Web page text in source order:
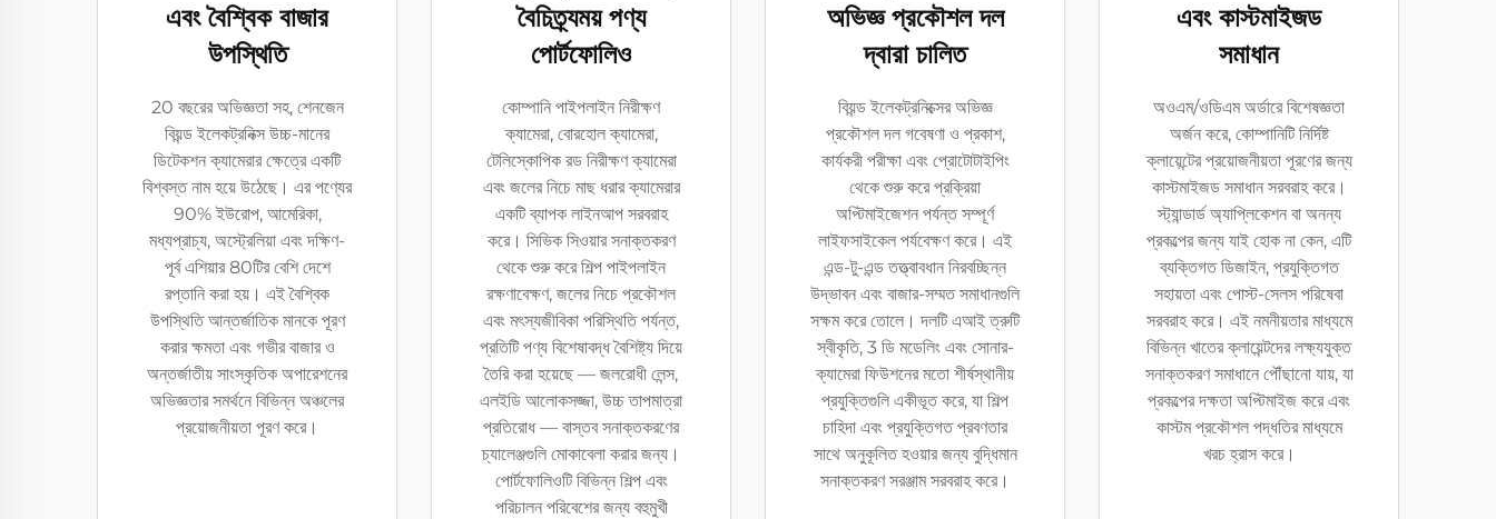
এবং বৈশ্বিক বাজার
উপস্থিতি
20 বছরের অভিজ্ঞতা সহ, শেনজেন
বিয়ন্ড ইলেকট্রনিক্স উচ্চ-মানের
ডিটেকশন ক্যামেরার ক্ষেত্রে একটি
বিশ্বস্ত নাম হয়ে উঠেছে। এর পণ্যের
90% ইউরোপ, আমেরিকা,
মধ্যপ্রাচ্য, অস্ট্রেলিয়া এবং দক্ষিণ-
পূর্ব এশিয়ার 80টির বেশি দেশে
রপ্তানি করা হয়। এই বৈশ্বিক
উপস্থিতি আন্তর্জাতিক মানকে পূরণ
করার ক্ষমতা এবং গভীর বাজার ও
অন্তর্জাতীয় সাংস্কৃতিক অপারেশনের
অভিজ্ঞতার সমর্থনে বিভিন্ন অঞ্চলের
প্রয়োজনীয়তা পূরণ করে।
বৈচিত্র্যময় পণ্য
পোর্টফোলিও
কোম্পানি পাইপলাইন নিরীক্ষণ
ক্যামেরা, বোরহোল ক্যামেরা,
টেলিস্কোপিক রড নিরীক্ষণ ক্যামেরা
এবং জলের নিচে মাছ ধরার ক্যামেরার
একটি ব্যাপক লাইনআপ সরবরাহ
করে। সিভিক সিওয়ার সনাক্তকরণ
থেকে শুরু করে শিল্প পাইপলাইন
রক্ষণাবেক্ষণ, জলের নিচে প্রকৌশল
এবং মৎস্যজীবিকা পরিস্থিতি পর্যন্ত,
প্রতিটি পণ্য বিশেষাবদ্ধ বৈশিষ্ট্য দিয়ে
তৈরি করা হয়েছে — জলরোধী লেন্স,
এলইডি আলোকসজ্জা, উচ্চ তাপমাত্রা
প্রতিরোধ — বাস্তব সনাক্তকরণের
চ্যালেঞ্জগুলি মোকাবেলা করার জন্য।
পোর্টফোলিওটি বিভিন্ন শিল্প এবং
পরিচালন পরিবেশের জন্য বহুমুখী
অভিজ্ঞ প্রকৌশল দল
দ্বারা চালিত
বিয়ন্ড ইলেকট্রনিক্সের অভিজ্ঞ
প্রকৌশল দল গবেষণা ও প্রকাশ,
কার্যকরী পরীক্ষা এবং প্রোটোটাইপিং
থেকে শুরু করে প্রক্রিয়া
অপ্টিমাইজেশন পর্যন্ত সম্পূর্ণ
লাইফসাইকেল পর্যবেক্ষণ করে। এই
এন্ড-টু-এন্ড তত্ত্বাবধান নিরবচ্ছিন্ন
উদ্ভাবন এবং বাজার-সম্মত সমাধানগুলি
সক্ষম করে তোলে। দলটি এআই ত্রুটি
স্বীকৃতি, 3 ডি মডেলিং এবং সোনার-
ক্যামেরা ফিউশনের মতো শীর্ষস্থানীয়
প্রযুক্তিগুলি একীভূত করে, যা শিল্প
চাহিদা এবং প্রযুক্তিগত প্রবণতার
সাথে অনুকূলিত হওয়ার জন্য বুদ্ধিমান
সনাক্তকরণ সরঞ্জাম সরবরাহ করে।
এবং কাস্টমাইজড
সমাধান
অওএম/ওডিএম অর্ডারে বিশেষজ্ঞতা
অর্জন করে, কোম্পানিটি নির্দিষ্ট
ক্লায়েন্টের প্রয়োজনীয়তা পূরণের জন্য
কাস্টমাইজড সমাধান সরবরাহ করে।
স্ট্যান্ডার্ড অ্যাপ্লিকেশন বা অনন্য
প্রকল্পের জন্য যাই হোক না কেন, এটি
ব্যক্তিগত ডিজাইন, প্রযুক্তিগত
সহায়তা এবং পোস্ট-সেলস পরিষেবা
সরবরাহ করে। এই নমনীয়তার মাধ্যমে
বিভিন্ন খাতের ক্লায়েন্টদের লক্ষ্যযুক্ত
সনাক্তকরণ সমাধানে পৌঁছানো যায়, যা
প্রকল্পের দক্ষতা অপ্টিমাইজ করে এবং
কাস্টম প্রকৌশল পদ্ধতির মাধ্যমে
খরচ হ্রাস করে।